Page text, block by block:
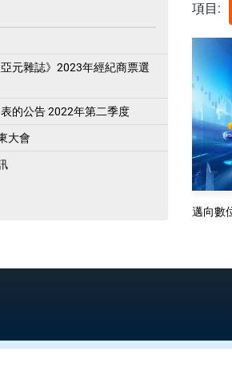
元雜誌》2023年經紀商票選
的公告 2022年第二季度
大會
項目:
邁向數